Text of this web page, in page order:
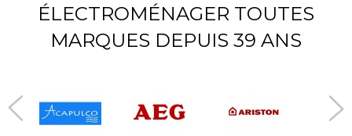
ÉLECTROMÉNAGER TOUTES
MARQUES DEPUIS 39 ANS